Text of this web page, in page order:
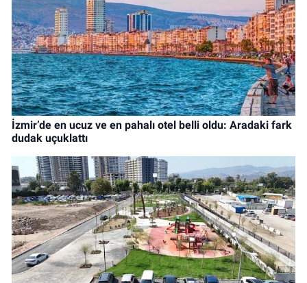
İzmir’de en ucuz ve en pahalı otel belli oldu: Aradaki fark
dudak uçuklattı